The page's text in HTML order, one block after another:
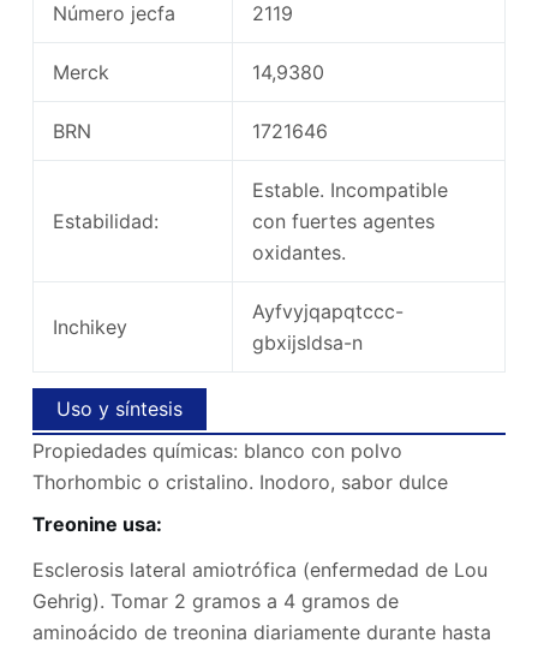
Número jecfa 2119
Merck 14,9380
BRN 1721646
Estabilidad:
Estable. Incompatible
con fuertes agentes
oxidantes.
Inchikey
Ayfvyjqapqtccc-
gbxijsldsa-n
Uso y síntesis
Propiedades químicas: blanco con polvo
Thorhombic o cristalino. Inodoro, sabor dulce
Treonine usa:
Esclerosis lateral amiotrófica (enfermedad de Lou
Gehrig). Tomar 2 gramos a 4 gramos de
aminoácido de treonina diariamente durante hasta